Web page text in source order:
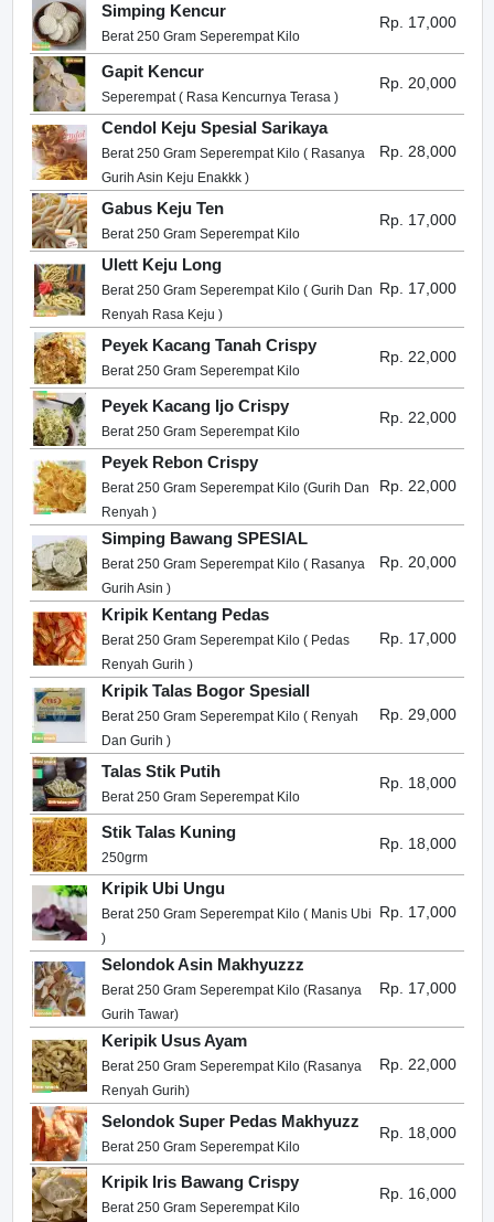
Simping Kencur
Berat 250 Gram Seperempat Kilo
Rp. 17,000
Gapit Kencur
Seperempat ( Rasa Kencurnya Terasa )
Rp. 20,000
Cendol Keju Spesial Sarikaya
Berat 250 Gram Seperempat Kilo ( Rasanya
Gurih Asin Keju Enakkk )
Rp. 28,000
Gabus Keju Ten
Berat 250 Gram Seperempat Kilo
Rp. 17,000
Ulett Keju Long
Berat 250 Gram Seperempat Kilo ( Gurih Dan
Renyah Rasa Keju )
Rp. 17,000
Peyek Kacang Tanah Crispy
Berat 250 Gram Seperempat Kilo
Rp. 22,000
Peyek Kacang Ijo Crispy
Berat 250 Gram Seperempat Kilo
Rp. 22,000
Peyek Rebon Crispy
Berat 250 Gram Seperempat Kilo (Gurih Dan
Renyah )
Rp. 22,000
Simping Bawang SPESIAL
Berat 250 Gram Seperempat Kilo ( Rasanya
Gurih Asin )
Rp. 20,000
Kripik Kentang Pedas
Berat 250 Gram Seperempat Kilo ( Pedas
Renyah Gurih )
Rp. 17,000
Kripik Talas Bogor Spesiall
Berat 250 Gram Seperempat Kilo ( Renyah
Dan Gurih )
Rp. 29,000
Talas Stik Putih
Berat 250 Gram Seperempat Kilo
Rp. 18,000
Stik Talas Kuning
250grm
Rp. 18,000
Kripik Ubi Ungu
Berat 250 Gram Seperempat Kilo ( Manis Ubi
)
Rp. 17,000
Selondok Asin Makhyuzzz
Berat 250 Gram Seperempat Kilo (Rasanya
Gurih Tawar)
Rp. 17,000
Keripik Usus Ayam
Berat 250 Gram Seperempat Kilo (Rasanya
Renyah Gurih)
Rp. 22,000
Selondok Super Pedas Makhyuzz
Berat 250 Gram Seperempat Kilo
Rp. 18,000
Kripik Iris Bawang Crispy
Berat 250 Gram Seperempat Kilo
Rp. 16,000